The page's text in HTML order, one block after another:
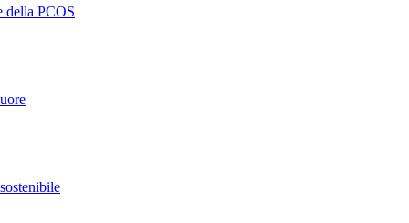
della PCOS